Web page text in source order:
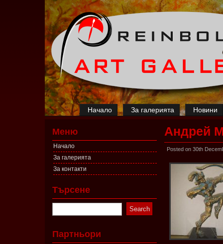
Начало За галерията Новини
Меню
Начало
За галерията
За контакти
Търсене
Партньори
Андрей
Posted on 30th